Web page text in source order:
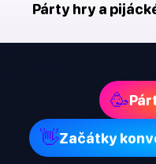
Párty hry a
🥳
👋Začátky